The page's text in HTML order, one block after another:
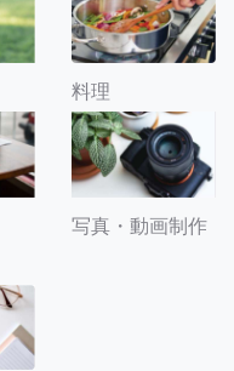
料理
写真・動画制作